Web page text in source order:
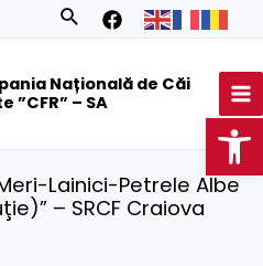
Search
Națională de Căi
”CFR” – SA
Lainici-Petrele Albe
– SRCF Craiova